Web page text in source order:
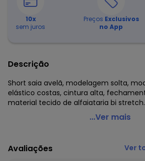
10x
sem juros
Preços Exclusivos
no App
Descrição
Short saia avelã, modelagem solta,
elástico costas, cintura alta,
material tecido de alfaiataria bi stretch.
Quintess - Short Saia Avelã em
Modelagem: Solta
Modelo: Alfaiataria
...Ver mais
Avaliações Ver